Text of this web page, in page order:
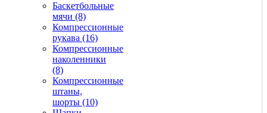
Баскетбольные
мячи (8)
Компрессионные
рукава (16)
Компрессионные
наколенники
(8)
Компрессионные
штаны,
шорты (10)